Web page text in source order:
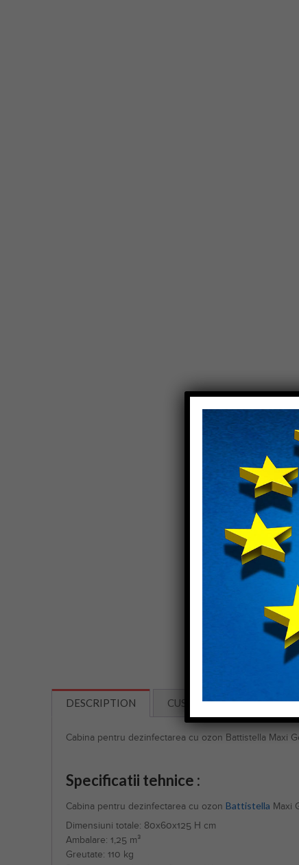
DESCRIPTION CUSTOMER REVIEWS (0)
Cabina pentru dezinfectarea cu ozon Battistella Maxi
Specificatii tehnice :
Cabina pentru dezinfectarea cu ozon Battistella Maxi
Dimensiuni totale: 80x60x125 H cm
Ambalare: 1,25 m³
Greutate: 110 kg